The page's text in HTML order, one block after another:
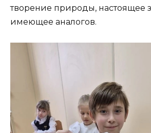
творение природы, настоящее
имеющее аналогов.